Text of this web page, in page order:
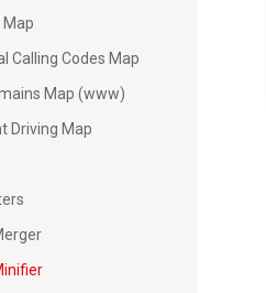
Map
Calling Codes Map
Map (www)
Driving Map